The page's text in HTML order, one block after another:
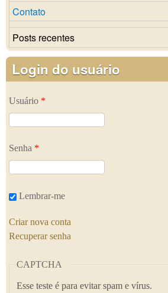
Contato
Posts recentes
Login do usuário
Usuário *
Senha *
Lembrar-me
Criar nova conta
Recuperar senha
CAPTCHA
Esse teste é para evitar spam e vírus.